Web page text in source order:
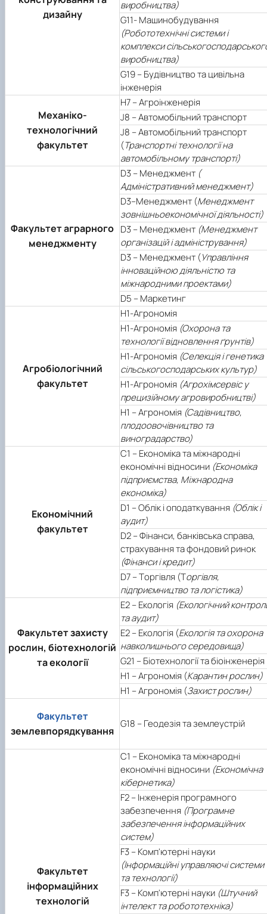
дизайну
виробництва)
G11- Машинобудування
(Робототехнічні системи і
комплекси
виробництва)
G19 – Будівництво та цивільна
інженерія
Механіко-
технологічний
факультет
Н7 – Агроінженерія
J8 – Автомобільний транспорт
J8 – Автомобільний транспорт
(Транспортні технології на
автомобільному транспорті)
Факультет аграрного
менеджменту
D3 – Менеджмент (
Адміністративний менеджмент)
D3–Менеджмент (Менеджмент
зовнішньоекономічної діяльності)
D3 – Менеджмент (Менеджмент
організацій і адміністрування)
D3 – Менеджмент (Управління
інноваційною діяльністю та
міжнародними проектами)
D5 – Маркетинг
Агробіологічний
факультет
Н1-Агрономія
Н1-Агрономія (Охорона та
технології відновлення ґрунтів)
Н1-Агрономія (Селекція і генетика
сільськогосподарських культур)
Н1-Агрономія (Агрохімсервіс у
прецизійному агровиробництві)
Н1 – Агрономія (Садівництво,
плодоовочівництво та
виноградарство)
Економічний
факультет
С1 – Економіка та міжнародні
економічні відносини (Економіка
підприємства, Міжнародна
економіка)
D1 – Облік і оподаткування (Облік і
аудит)
D2 – Фінанси, банківська справа,
страхування та фондовий ринок
(Фінанси і кредит)
D7 – Tоргівля (Торгівля,
підприємництво та логістика)
Факультет захисту
рослин, біотехнологій
та екології
Е2 – Екологія (Екологічний
та аудит)
Е2 – Екологія (Екологія та охорона
навколишнього середовища)
G21 – Біотехнології та біоінженерія
Н1 – Агрономія (Карантин рослин)
Н1 – Агрономія (Захист рослин)
Факультет
землевпорядкування
G18 – Геодезія та землеустрій
Факультет
інформаційних
технологій
С1 – Економіка та міжнародні
економічні відносини (Економічна
кібернетика)
F2 – Інженерія програмного
забезпечення (Програмне
забезпечення інформаційних
систем)
F3 – Комп'ютерні науки
(Інформаційні управляючі системи
та технології)
F3 – Комп'ютерні науки (Штучний
інтелект та робототехніка)